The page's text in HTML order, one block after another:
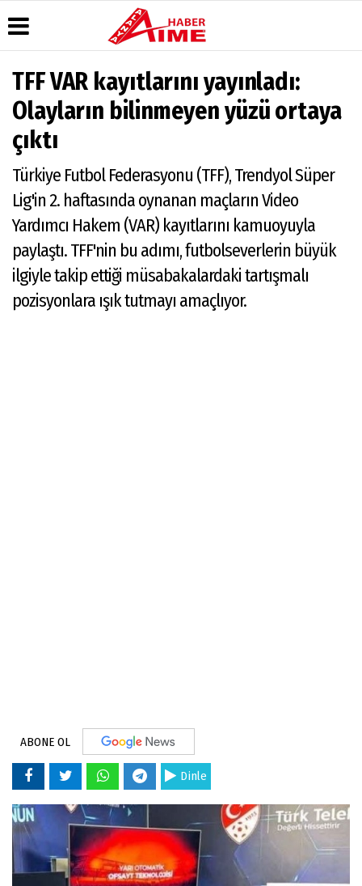
Üye Paneli
Haber
Arşivi
Arşivi
Günün
Haberleri
Hava
Durumu
Anketler
Biyografiler
Köşe
Yazarları
Foto
Galeri
TV
Gazipaşa
& Antalya
Canlı Uçak
Seyir
Takip
Künye
TFF VAR kayıtlarını yayınladı:
Olayların bilinmeyen yüzü ortaya
çıktı
Türkiye Futbol Federasyonu (TFF), Trendyol Süper
Lig'in 2. haftasında oynanan maçların Video
Yardımcı Hakem (VAR) kayıtlarını kamuoyuyla
paylaştı. TFF'nin bu adımı, futbolseverlerin büyük
ilgiyle takip ettiği müsabakalardaki tartışmalı
pozisyonlara ışık tutmayı amaçlıyor.
ABONE OL
Dinle